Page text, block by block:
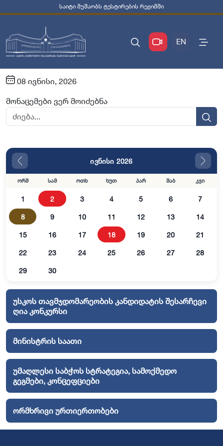
საიტი მუშაობს ტესტირების რეჟიმში
EN
08 ივნისი, 2026
მონაცემები ვერ მოიძებნა
ივნისი 2026
ორშ სამ ოთხ ხუთ პარ შაბ კვი
1 2 3 4 5 6 7
8 9 10 11 12 13 14
15 16 17 18 19 20 21
22 23 24 25 26 27 28
29 30
უსკოს თავმჯდომარეობის კანდიდატის შესარჩევი
ღია კონკურსი
მინისტრის საათი
უმაღლესი საბჭოს სტრატეგია, სამოქმედო
გეგმები, კონცეფციები
ორმხრივი ურთიერთობები